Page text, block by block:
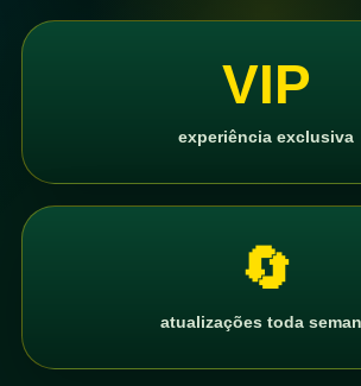
VIP
experiência exclusiva
🔄
atualizações toda